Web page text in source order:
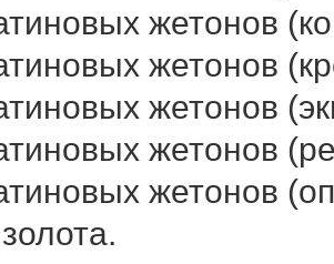
жетонов
жетонов
жетонов
жетонов
жетонов